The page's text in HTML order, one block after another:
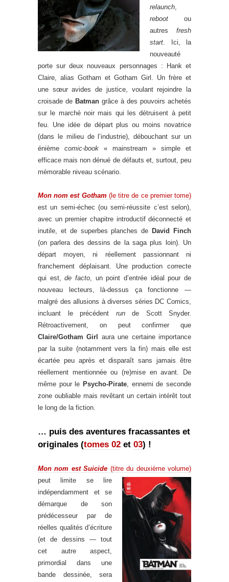
relaunch,
reboot ou
autres fresh
start. Ici, la
nouveauté
porte sur deux nouveaux personnages : Hank et
Claire, alias Gotham et Gotham Girl. Un frère et
une sœur avides de justice, voulant rejoindre la
croisade de Batman grâce à des pouvoirs achetés
sur le marché noir mais qui les détruisent à petit
feu. Une idée de départ plus ou moins novatrice
(dans le milieu de l’industrie), débouchant sur un
énième comic-book « mainstream » simple et
efficace mais non dénué de défauts et, surtout, peu
mémorable niveau scénario.
Mon nom est Gotham (le titre de ce premier tome)
est un semi-échec (ou semi-réussite c’est selon),
avec un premier chapitre introductif déconnecté et
inutile, et de superbes planches de David Finch
(on parlera des dessins de la saga plus loin). Un
départ moyen, ni réellement passionnant ni
franchement déplaisant. Une production correcte
qui est,de facto, un point d’entrée idéal pour de
nouveau lecteurs, là-dessus ça fonctionne —
malgré des allusions à diverses séries DC Comics,
incluant le précédent runde Scott Snyder.
Rétroactivement, on peut confirmer que
Claire/Gotham Girl
aura une certaine importance
par la suite (notamment vers la fin) mais elle est
écartée peu après et disparaît sans jamais être
réellement mentionnée ou (re)mise en avant. De
même pour le Psycho-Pirate, ennemi de seconde
zone oubliable mais revêtant un certain intérêt tout
le long de la fiction.
… puis des aventures fracassantes et
originales (tomes 02 et 03) !
Mon nom est Suicide (titre du deuxième volume)
peut limite se lire
indépendamment et se
démarque de son
prédécesseur par de
réelles qualités d’écriture
(et de dessins — tout
cet autre aspect,
primordial dans une
bande dessinée, sera